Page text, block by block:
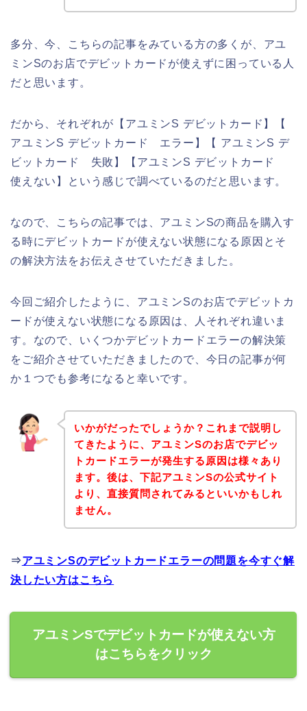
多分、今、こちらの記事をみている方の多くが、アユ
ミンSのお店でデビットカードが使えずに困っている人
だと思います。
だから、それぞれが【アユミンS デビットカード】【
アユミンS デビットカード エラー】【 アユミンS デ
ビットカード 失敗】【アユミンS デビットカード
使えない】という感じで調べているのだと思います。
なので、こちらの記事では、アユミンSの商品を購入す
る時にデビットカードが使えない状態になる原因とそ
の解決方法をお伝えさせていただきました。
今回ご紹介したように、アユミンSのお店でデビットカ
ードが使えない状態になる原因は、人それぞれ違いま
す。なので、いくつかデビットカードエラーの解決策
をご紹介させていただきましたので、今日の記事が何
か１つでも参考になると幸いです。
いかがだったでしょうか？これまで説明し
てきたように、アユミンSのお店でデビッ
トカードエラーが発生する原因は様々あり
ます。後は、下記アユミンSの公式サイト
より、直接質問されてみるといいかもしれ
ません。
⇒アユミンSのデビットカードエラーの問題を今すぐ解
決したい方はこちら
アユミンSでデビットカードが使えない方
はこちらをクリック